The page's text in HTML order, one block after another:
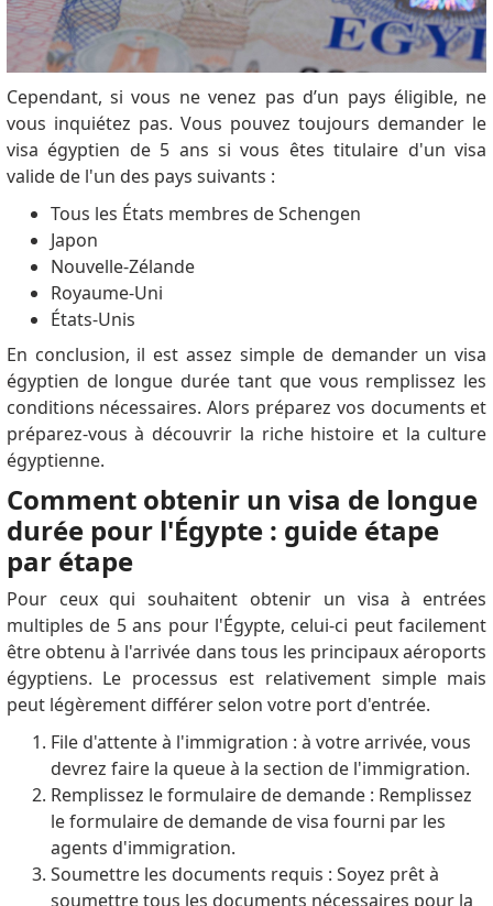
Cependant, si vous ne venez pas d’un pays éligible, ne
vous inquiétez pas. Vous pouvez toujours demander le
visa égyptien de 5 ans si vous êtes titulaire d'un visa
valide de l'un des pays suivants :
Tous les États membres de Schengen
Japon
Nouvelle-Zélande
Royaume-Uni
États-Unis
En conclusion, il est assez simple de demander un visa
égyptien de longue durée tant que vous remplissez les
conditions nécessaires.Alors préparez vos documents et
préparez-vous à découvrir la riche histoire et la culture
égyptienne.
Comment obtenir un visa de longue
durée pour l'Égypte : guide étape
par étape
Pour ceux qui souhaitent obtenir un visa à entrées
multiples de 5 ans pour l'Égypte, celui-ci peut facilement
être obtenu à l'arrivée dans tous les principaux aéroports
égyptiens. Le processus est relativement simple mais
peut légèrement différer selon votre port d'entrée.
File d'attente à l'immigration : à votre arrivée, vous
devrez faire la queue à la section de l'immigration.
Remplissez le formulaire de demande : Remplissez
le formulaire de demande de visa fourni par les
agents d'immigration.
Soumettre les documents requis : Soyez prêt à
soumettre tous les documents nécessaires pour la